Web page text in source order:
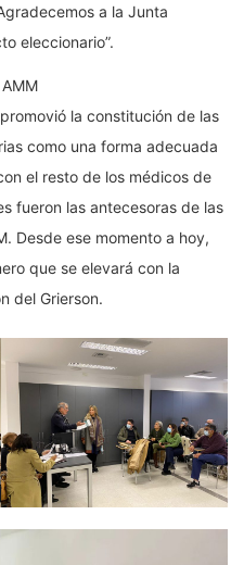
a la Junta
eleccionario”.
la constitución de las
como una forma adecuada
el resto de los médicos de
fueron las antecesoras de las
Desde ese momento a hoy,
que se elevará con la
del Grierson.